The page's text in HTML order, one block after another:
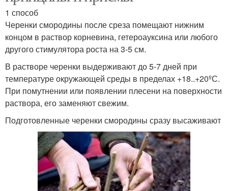
1 способ
Черенки смородины после среза помещают нижним
концом в раствор корневина, гетероауксина или любого
другого стимулятора роста на 3-5 см.
В растворе черенки выдерживают до 5-7 дней при
температуре окружающей среды в пределах +18..+20ºС.
При помутнении или появлении плесени на поверхности
раствора, его заменяют свежим.
Подготовленные черенки смородины сразу высаживают